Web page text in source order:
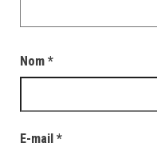
Nom *
E-mail *